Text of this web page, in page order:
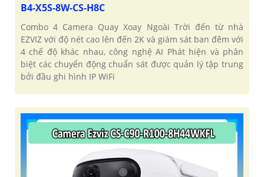
B4-X5S-8W-CS-H8C
Combo 4 Camera Quay Xoay Ngoài Trời đến từ nhà
EZVIZ với độ nét cao lên đến 2K và giám sát ban đêm với
4 chế độ khác nhau, công nghệ AI Phát hiện và phân
biệt các chuyển động chuẩn sát được quản lý tập trung
bởi đầu ghi hình IP WiFi